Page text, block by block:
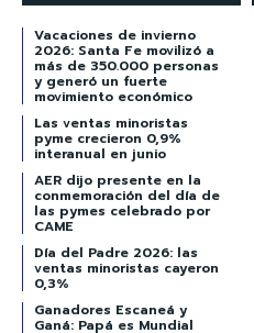
Vacaciones de invierno
2026: Santa Fe movilizó a
más de 350.000 personas
y generó un fuerte
movimiento económico
Las ventas minoristas
pyme crecieron 0,9%
interanual en junio
AER dijo presente en la
conmemoración del día de
las pymes celebrado por
CAME
Día del Padre 2026: las
ventas minoristas cayeron
0,3%
Ganadores Escaneá y
Ganá: Papá es Mundial